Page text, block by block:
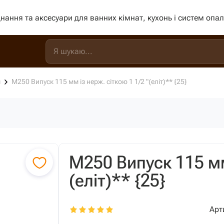
та аксесуари для ванних кімнат, кухонь і систем
М250 Випуск 115 мм із нерж. сіткою 1 1/2 "(еліт)** {25}
М250 Випуск 115
(еліт)** {25}